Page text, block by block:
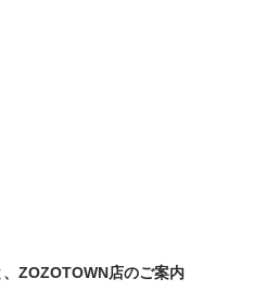
ZOZOTOWN店のご案内